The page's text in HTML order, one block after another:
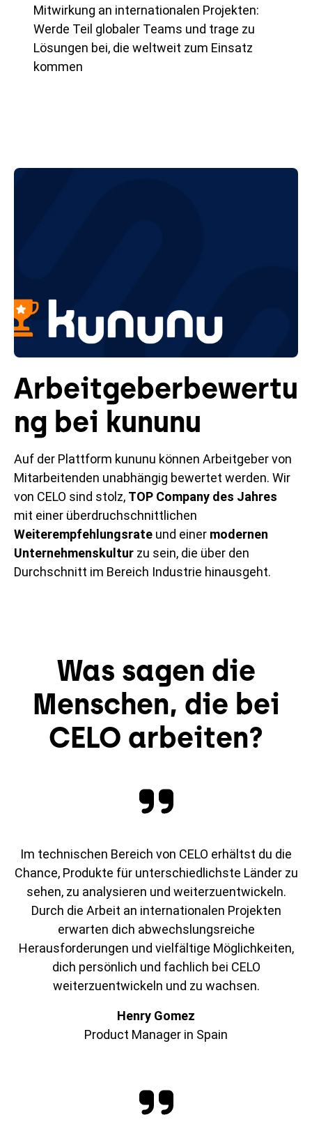
Mitwirkung an internationalen Projekten:
Werde Teil globaler Teams und trage zu
Lösungen bei, die weltweit zum Einsatz
kommen
Arbeitgeberbewertu
ng bei kununu
Auf der Plattform kununu können Arbeitgeber von
Mitarbeitenden unabhängig bewertet werden. Wir
von CELO sind stolz, TOP Company des Jahres
mit einer überdruchschnittlichen
Weiterempfehlungsrate und einer modernen
Unternehmenskultur zu sein, die über den
Durchschnitt im Bereich Industrie hinausgeht.
Was sagen die
Menschen, die bei
CELO arbeiten?
Im technischen Bereich von CELO erhältst du die
Chance, Produkte für unterschiedlichste Länder zu
sehen, zu analysieren und weiterzuentwickeln.
Durch die Arbeit an internationalen Projekten
erwarten dich abwechslungsreiche
Herausforderungen und vielfältige Möglichkeiten,
dich persönlich und fachlich bei CELO
weiterzuentwickeln und zu wachsen.
Henry Gomez
Product Manager in Spain